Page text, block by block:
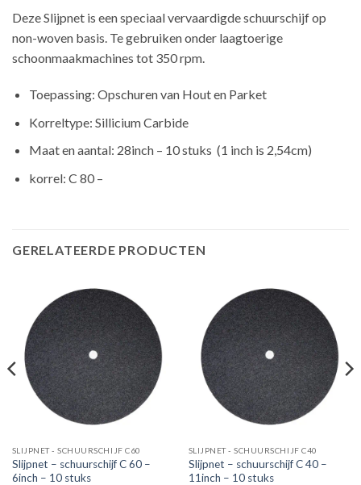
Deze Slijpnet is een speciaal vervaardigde schuurschijf op
non-woven basis. Te gebruiken onder laagtoerige
schoonmaakmachines tot 350 rpm.
Toepassing: Opschuren van Hout en Parket
Korreltype: Sillicium Carbide
Maat en aantal: 28inch – 10 stuks (1 inch is 2,54cm)
korrel: C 80 –
GERELATEERDE PRODUCTEN
SLIJPNET - SCHUURSCHIJF C60
Slijpnet – schuurschijf C 60 –
6inch – 10 stuks
SLIJPNET - SCHUURSCHIJF C40
Slijpnet – schuurschijf C 40 –
11inch – 10 stuks